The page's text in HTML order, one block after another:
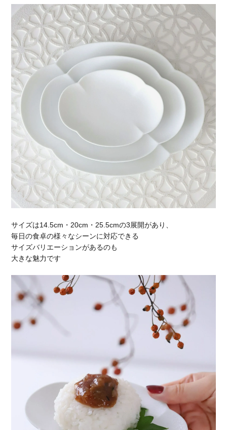
サイズは14.5cm・20cm・25.5cmの3展開があり、
毎日の食卓の様々なシーンに対応できる
サイズバリエーションがあるのも
大きな魅力です